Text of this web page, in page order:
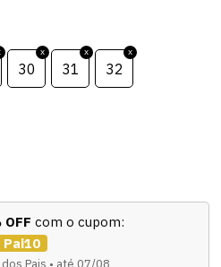
30 31 32
OFF com o cupom:
Pai10
Pais • até 07/08